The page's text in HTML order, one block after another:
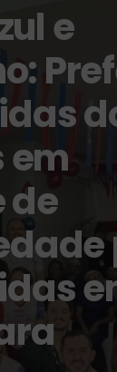
e
em
de